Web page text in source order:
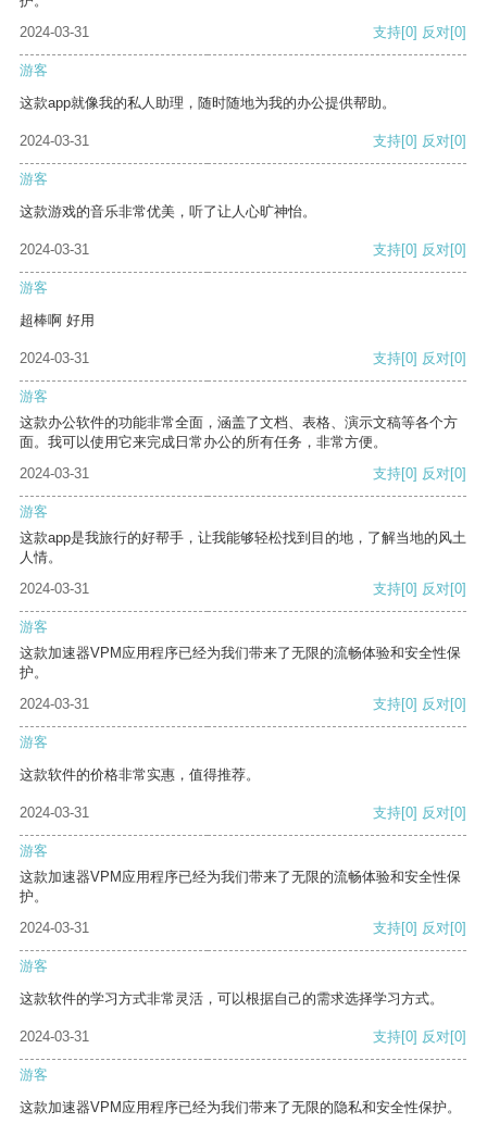
2024-03-31
支持[0] 反对[0]
游客
这款app就像我的私人助理，随时随地为我的办公提供帮助。
2024-03-31 支持[0] 反对[0]
游客
这款游戏的音乐非常优美，听了让人心旷神怡。
2024-03-31 支持[0] 反对[0]
游客
超棒啊 好用
2024-03-31 支持[0] 反对[0]
游客
这款办公软件的功能非常全面，涵盖了文档、表格、演示文稿等各个方
面。我可以使用它来完成日常办公的所有任务，非常方便。
2024-03-31
支持[0] 反对[0]
游客
这款app是我旅行的好帮手，让我能够轻松找到目的地，了解当地的风土
人情。
2024-03-31
支持[0] 反对[0]
游客
这款加速器VPM应用程序已经为我们带来了无限的流畅体验和安全性保
护。
2024-03-31
支持[0] 反对[0]
游客
这款软件的价格非常实惠，值得推荐。
2024-03-31 支持[0] 反对[0]
游客
这款加速器VPM应用程序已经为我们带来了无限的流畅体验和安全性保
护。
2024-03-31
支持[0] 反对[0]
游客
这款软件的学习方式非常灵活，可以根据自己的需求选择学习方式。
2024-03-31 支持[0] 反对[0]
游客
这款加速器VPM应用程序已经为我们带来了无限的隐私和安全性保护。